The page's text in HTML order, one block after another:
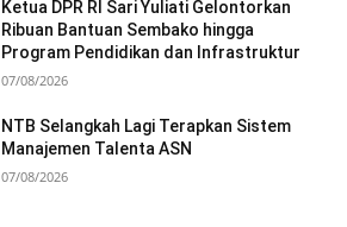
Ketua DPR RI Sari Yuliati Gelontorkan
Ribuan Bantuan Sembako hingga
Program Pendidikan dan Infrastruktur
07/08/2026
NTB Selangkah Lagi Terapkan Sistem
Manajemen Talenta ASN
07/08/2026